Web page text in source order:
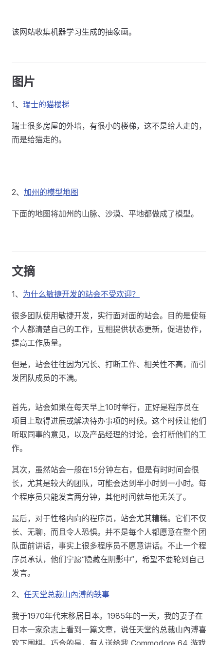
该网站收集机器学习生成的抽象画。
图片
1、 瑞士的猫楼梯
瑞士很多房屋的外墙，有很小的楼梯，这不是给人走的，
而是给猫走的。
2、 加州的模型地图
下面的地图将加州的山脉、沙漠、平地都做成了模型。
文摘
1、 为什么敏捷开发的站会不受欢迎？
很多团队使用敏捷开发，实行面对面的站会。目的是使每
个人都清楚自己的工作，互相提供状态更新，促进协作，
提高工作质量。
但是，站会往往因为冗长、打断工作、相关性不高，而引
发团队成员的不满。
首先，站会如果在每天早上10时举行，正好是程序员在
项目上取得进展或解决待办事项的时候。这个时候让他们
听取同事的意见，以及产品经理的讨论，会打断他们的工
作。
其次，虽然站会一般在15分钟左右，但是有时时间会很
长，尤其是较大的团队，可能会达到半小时到一小时。每
个程序员只能发言两分钟，其他时间就与他无关了。
最后，对于性格内向的程序员，站会尤其糟糕。它们不仅
长、无聊，而且令人恐惧。并不是每个人都愿意在整个团
队面前讲话，事实上很多程序员不愿意讲话。不止一个程
序员承认，他们宁愿“隐藏在阴影中”，希望不要轮到自己
发言。
2、 任天堂总裁山內溥的轶事
我于1970年代末移居日本。1985年的一天，我的妻子在
日本一家杂志上看到一篇文章，说任天堂的总裁山內溥喜
欢下围棋。巧合的是，有人送给我 Commodore 64 游戏